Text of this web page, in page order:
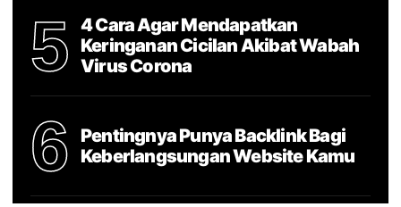
5
4 Cara Agar Mendapatkan
Keringanan Cicilan Akibat Wabah
Virus Corona
6
Pentingnya Punya Backlink Bagi
Keberlangsungan Website Kamu